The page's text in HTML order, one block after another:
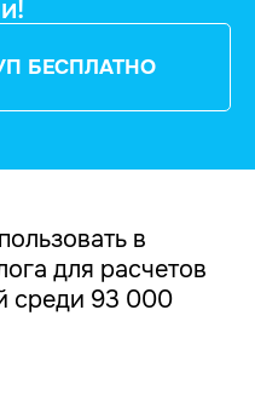
БЕСПЛАТНО
в
для расчетов
среди 93 000